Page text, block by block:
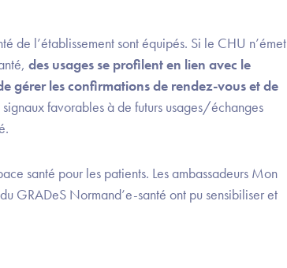
de l’établissement sont équipés. Si le CHU n’émet
des usages se profilent en lien avec le
gérer les confirmations de rendez-vous et de
favorables à de futurs usages/échanges
santé pour les patients. Les ambassadeurs Mon
GRADeS Normand’e-santé ont pu sensibiliser et